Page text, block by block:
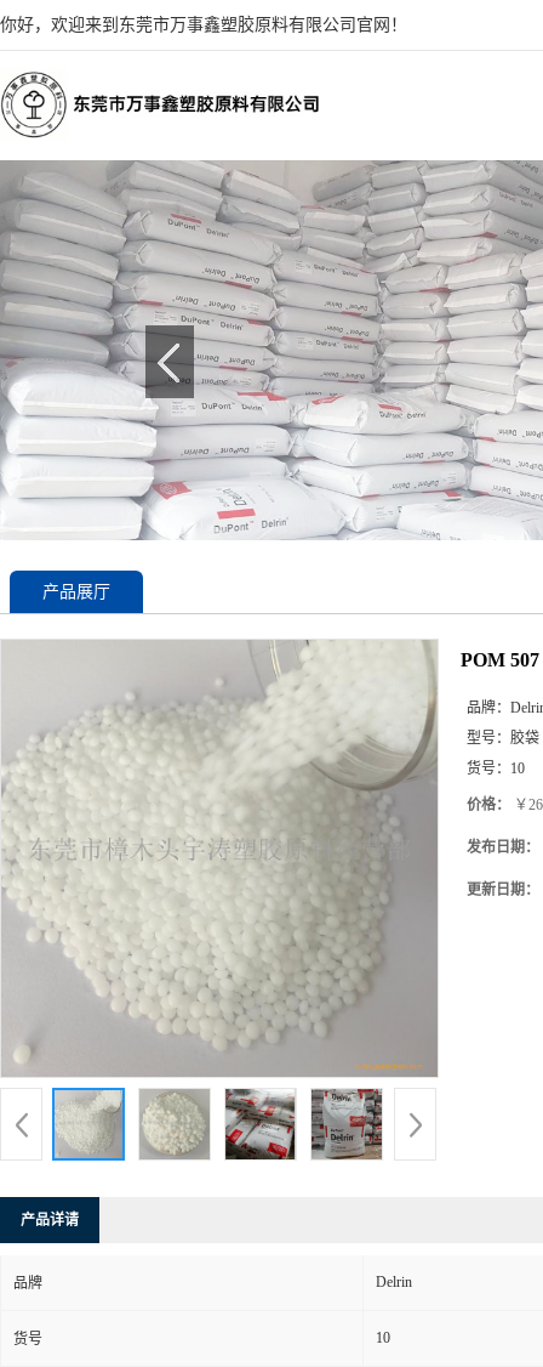
你好，欢迎来到东莞市万事鑫塑胶原料有限公司官网！
产品展厅
POM
品牌：
型号： 胶袋
货号： 10
价格： ￥
发布日期：
更新日期：
产品详请
品牌 Delrin
货号 10